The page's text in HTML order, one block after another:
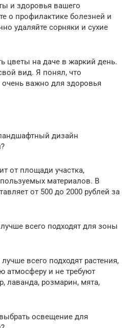
и здоровья вашего
о профилактике болезней и
удаляйте сорняки и сухие
цветы на даче в жаркий день.
вид. Я понял, что
важно для здоровья
дизайн
от площади участка,
материалов. В
от 500 до 2000 рублей за
всего подходят для зоны
всего подходят растения,
атмосферу и не требуют
лаванда, розмарин, мята,
освещение для